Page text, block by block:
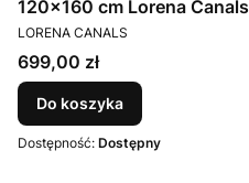
120x160 cm Lorena Canals
PRODUCENT
LORENA CANALS
Cena
699,00 zł
Do koszyka
Dostępność: Dostępny